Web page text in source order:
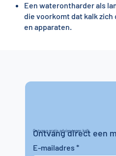
Een waterontharder als
die voorkomt dat kalk
en apparaten.
Ontvang gratis advies tegen kalk
Ontvang direct een
E-mailadres